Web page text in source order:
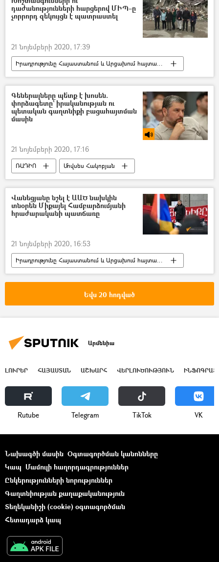
դաժանությունների հարցերով ՄԻՊ–ը
չորրորդ զեկույցն է պատրաստել
21 նոյեմբերի 2020, 17:39
Իրադրությունը Հայաստանում և Արցախում հայտարարության ստորագրումից հետո
Արցախ
Հայաստան
Արցախյան պատերազմ
Ադրբեջան
Գեներալները պե՞տք է խոսեն.
փորձագետը` իրականության ու
պետական գաղտնիքի բացահայտման
մասին
21 նոյեմբերի 2020, 17:16
ՌԱԴԻՈ
Մովսես Հակոբյան
Կարեն Վրթանեսյան
Վանեցյանը նշել է ԱԱԾ նախկին
տնօրեն Միքայել Համբարձումյանի
հրաժարականի պատճառը
21 նոյեմբերի 2020, 16:53
Իրադրությունը Հայաստանում և Արցախում հայտարարության ստորագրումից հետո
Հայաստան
հասարակություն
հանրահավաք
Նիկոլ Փաշինյան
Եվս 20 հոդված
Արմենիա
ԼՈՒՐԵՐ ՀԱՅԱՍՏԱՆ ԱՇԽԱՐՀ ՎԵՐԼՈՒԾՈՒԹՅՈՒՆ
Rutube Telegram ТikТоk VK
Նախագծի մասին Օգտագործման կանոնները
Կապ Մամուլի հաղորդագրություններ
Ընկերությունների նորություններ
Գաղտնիության քաղաքականություն
Տեղեկանիշի (cookie) օգտագործման
Հետադարձ կապ